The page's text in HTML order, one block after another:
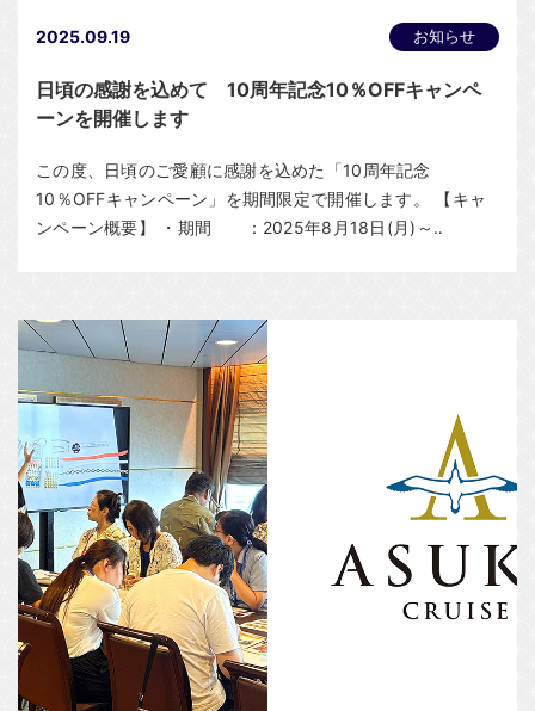
2025.09.19 お知らせ
日頃の感謝を込めて 10周年記念10％OFFキャンペ
ーンを開催します
この度、日頃のご愛顧に感謝を込めた「10周年記念
10％OFFキャンペーン」を期間限定で開催します。 【キャ
ンペーン概要】 ・期間 ：2025年8月18日(月)～‥